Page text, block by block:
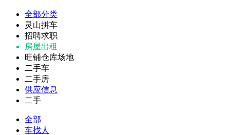
全部分类
灵山拼车
招聘求职
房屋出租
旺铺仓库场地
二手车
二手房
供应信息
二手
全部
车找人